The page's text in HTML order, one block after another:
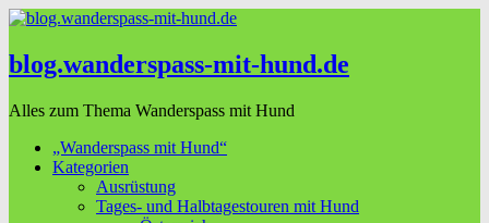
blog.wanderspass-mit-hund.de
Alles zum Thema Wanderspass mit Hund
„Wanderspass mit Hund“
Kategorien
Ausrüstung
Tages- und Halbtagestouren mit Hund